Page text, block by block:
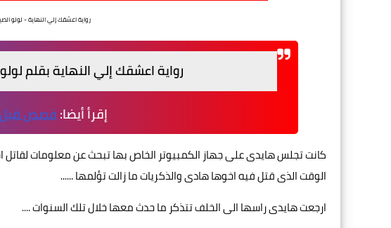
رواية اعشقك إلي النهاية - لولو
رواية اعشقك إلي النهاية بقلم
إقرأ أيضا:قصص قبل
كانت تجلس هايدى على جهاز الكمبيوتر الخاص بها تبحث عن معلومات
الوقت الذى قتل فيه اخوها هادى والذكريات ما زالت تؤلمها ......
ارجعت هايدى راسها الى الخلف تتذكر ما حدث معها خلال تلك السنوات ....